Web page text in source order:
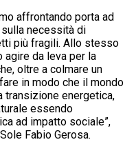
affrontando porta ad
necessità di
più fragili. Allo stesso
da leva per la
oltre a colmare un
in modo che il mondo
transizione energetica,
essendo
ad impatto sociale”,
Fabio Gerosa.